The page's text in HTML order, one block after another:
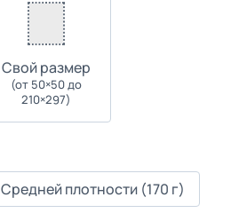
Cвой размер
(от 50×50 до
210×297)
Средней плотности (170 г)